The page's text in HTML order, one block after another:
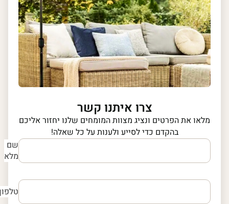
צרו איתנו קשר
מלאו את הפרטים ונציג מצוות המומחים שלנו יחזור אליכם
בהקדם כדי לסייע ולענות על כל שאלה!
שם
מלא
טלפון